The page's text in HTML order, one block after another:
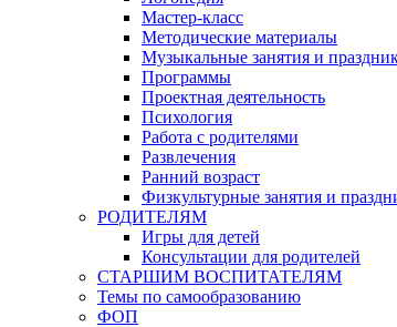
Мастер-класс
Методические материалы
Музыкальные занятия и
Программы
Проектная деятельность
Психология
Работа с родителями
Развлечения
Ранний возраст
Физкультурные занятия и
РОДИТЕЛЯМ
Игры для детей
Консультации для родителей
СТАРШИМ ВОСПИТАТЕЛЯМ
Темы по самообразованию
ФОП